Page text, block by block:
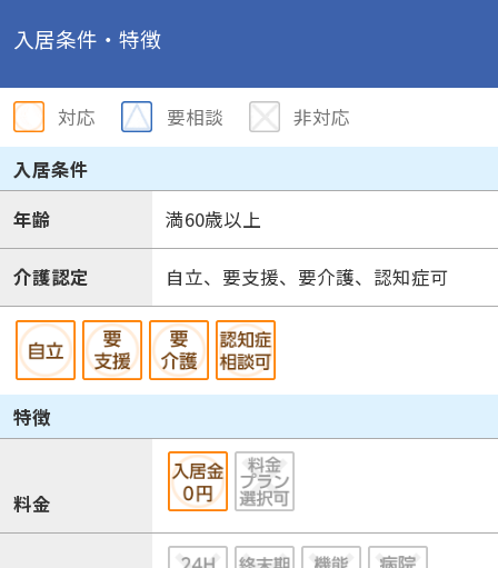
入居条件・特徴
対応 要相談
非対応
入居条件
年齢
満60歳以上
介護認定 自立、要支援、要介護、認知症可
特徴
料金